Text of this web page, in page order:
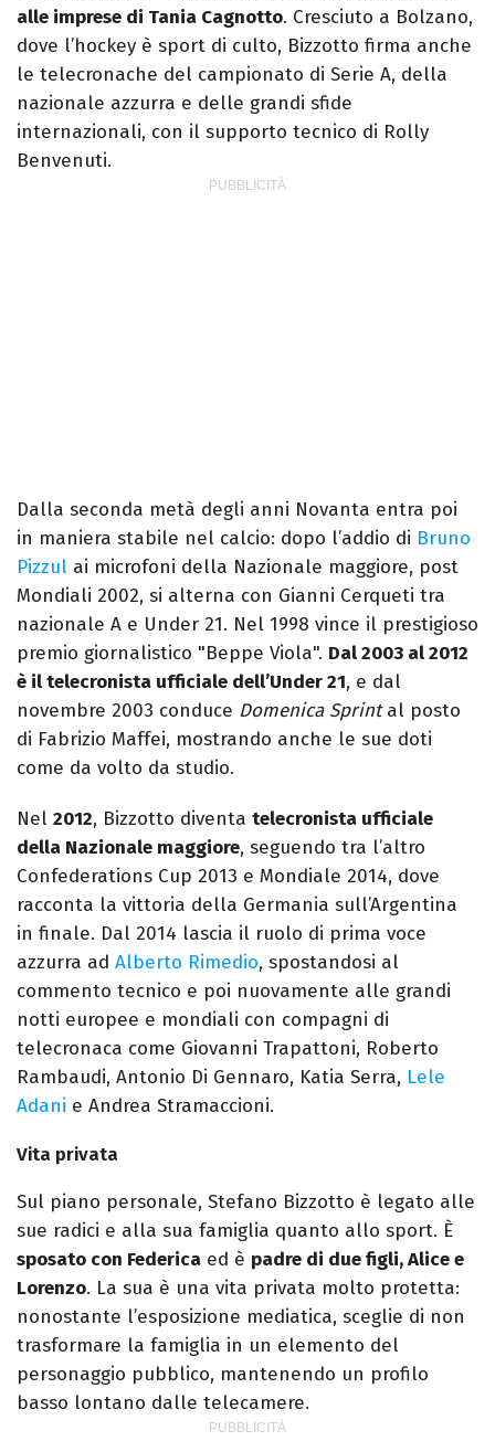
alle imprese di Tania Cagnotto. Cresciuto a Bolzano,
dove l’hockey è sport di culto, Bizzotto firma anche
le telecronache del campionato di Serie A, della
nazionale azzurra e delle grandi sfide
internazionali, con il supporto tecnico di Rolly
Benvenuti.
Dalla seconda metà degli anni Novanta entra poi
in maniera stabile nel calcio: dopo l’addio di Bruno
Pizzul ai microfoni della Nazionale maggiore, post
Mondiali 2002, si alterna con Gianni Cerqueti tra
nazionale A e Under 21. Nel 1998 vince il prestigioso
premio giornalistico "Beppe Viola". Dal 2003 al 2012
è il telecronista ufficiale dell’Under 21, e dal
novembre 2003 conduce Domenica Sprintal posto
di Fabrizio Maffei, mostrando anche le sue doti
come da volto da studio.
Nel 2012, Bizzotto diventa telecronista ufficiale
della Nazionale maggiore, seguendo tra l’altro
Confederations Cup 2013 e Mondiale 2014, dove
racconta la vittoria della Germania sull’Argentina
in finale. Dal 2014 lascia il ruolo di prima voce
azzurra ad Alberto Rimedio, spostandosi al
commento tecnico e poi nuovamente alle grandi
notti europee e mondiali con compagni di
telecronaca come Giovanni Trapattoni, Roberto
Rambaudi, Antonio Di Gennaro, Katia Serra, Lele
Adani e Andrea Stramaccioni.
Vita privata
Sul piano personale, Stefano Bizzotto è legato alle
sue radici e alla sua famiglia quanto allo sport. È
sposato con Federica ed è padre di due figli, Alice e
Lorenzo. La sua è una vita privata molto protetta:
nonostante l’esposizione mediatica, sceglie di non
trasformare la famiglia in un elemento del
personaggio pubblico, mantenendo un profilo
basso lontano dalle telecamere.